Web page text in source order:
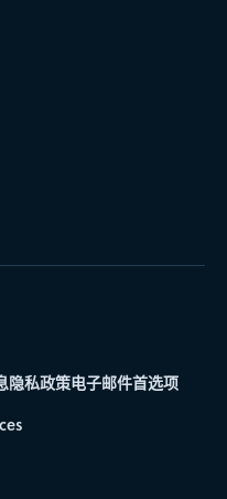
隐私政策电子邮件首选项